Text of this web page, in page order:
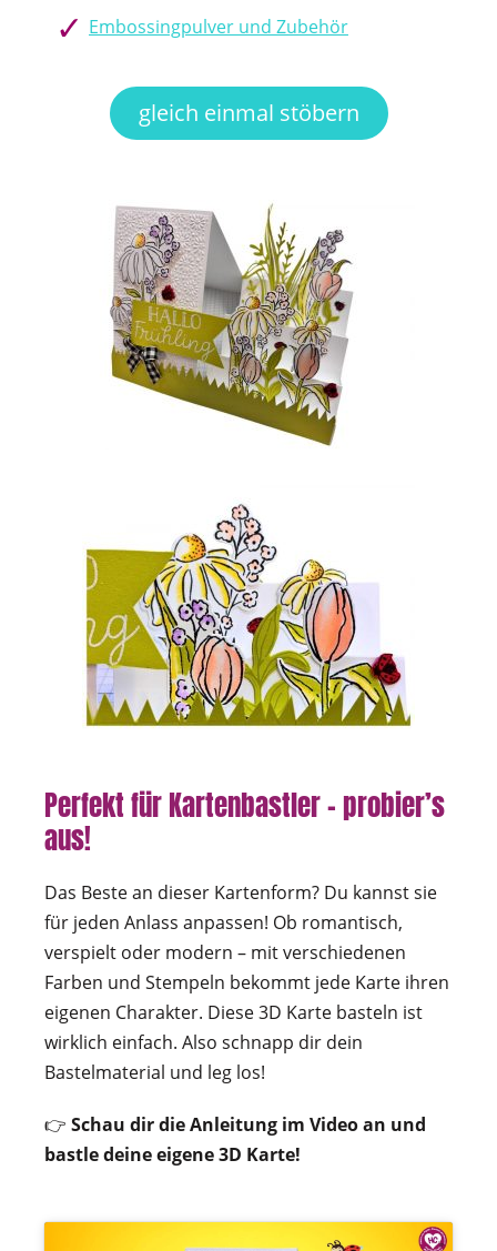
Embossingpulver und Zubehör
gleich einmal stöbern
Perfekt für Kartenbastler – probier’s
aus!
Das Beste an dieser Kartenform? Du kannst sie
für jeden Anlass anpassen! Ob romantisch,
verspielt oder modern – mit verschiedenen
Farben und Stempeln bekommt jede Karte ihren
eigenen Charakter. Diese 3D Karte basteln ist
wirklich einfach. Also schnapp dir dein
Bastelmaterial und leg los!
👉 Schau dir die Anleitung im Video an und
bastle deine eigene 3D Karte!